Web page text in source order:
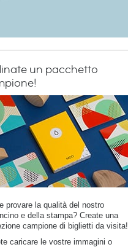
un pacchetto
provare la qualità del nostro
e della stampa? Create una
campione di biglietti da visita!
caricare le vostre immagini o